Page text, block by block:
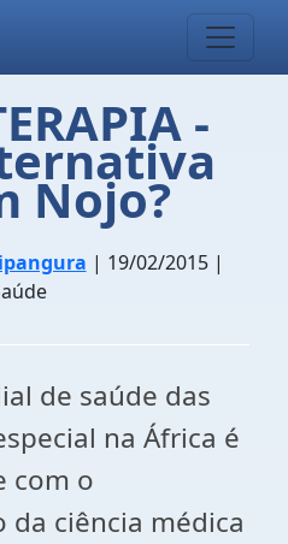
- 
Nojo?
| 19/02/2015 |
de saúde das
na África é
com o
da ciência médica